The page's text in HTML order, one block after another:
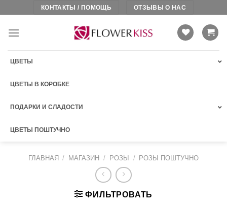
content
КОНТАКТЫ / ПОМОЩЬ ОТЗЫВЫ О НАС
ЦВЕТЫ
ЦВЕТЫ В КОРОБКЕ
ПОДАРКИ И СЛАДОСТИ
ЦВЕТЫ ПОШТУЧНО
ГЛАВНАЯ / МАГАЗИН / РОЗЫ / РОЗЫ ПОШТУЧНО
ФИЛЬТРОВАТЬ